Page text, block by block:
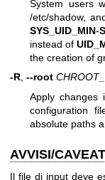
System users
/etc/shadow,
SYS_UID_MIN-
instead of
the creation of
-R, --root
Apply changes
configuration
absolute paths
AVVISI/CAVEAT
Il file di input deve